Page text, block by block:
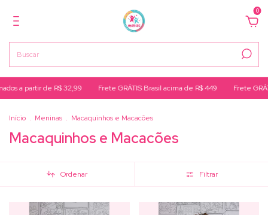
0
de R$ 32,99 Frete GRÁTIS Brasil acima de R$ 449 Frete GRÁTIS
Início . Meninas . Macaquinhos e Macacões
Macaquinhos e Macacões
Ordenar Filtrar